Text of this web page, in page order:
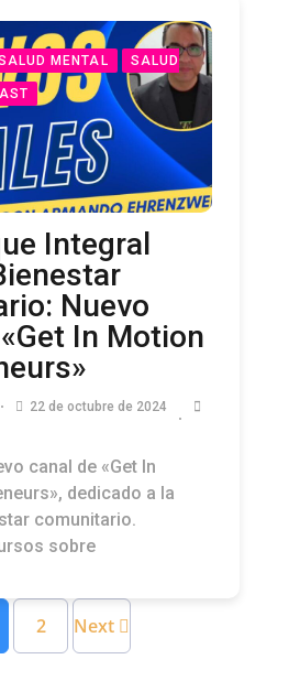
MENTAL SALUD
Integral
Nuevo
In Motion
22 de octubre de 2024
canal de «Get In
dedicado a la
comunitario.
sobre
2 Next